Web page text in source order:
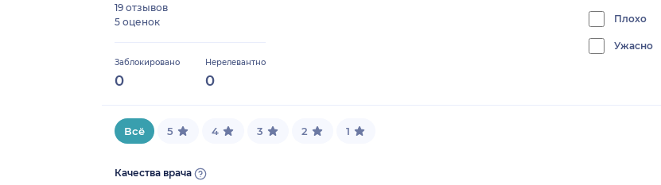
19 отзывов
5 оценок
Заблокировано
0
Нерелевантно
0
Плохо
4.166666666666666%
Ужасно
Всё 5 4 3 2 1
Качества врача